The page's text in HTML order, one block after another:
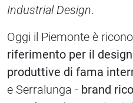
Industrial Design.
Oggi il Piemonte è
riferimento per il design
produttive di fama
e Serralunga - brand